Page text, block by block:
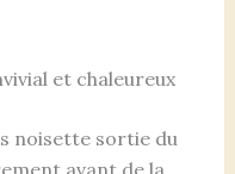
et chaleureux
noisette sortie du
avant de la